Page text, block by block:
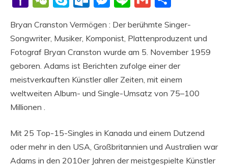
Bryan Cranston Vermögen : Der berühmte Singer-
Songwriter, Musiker, Komponist, Plattenproduzent und
Fotograf Bryan Cranston wurde am 5. November 1959
geboren. Adams ist Berichten zufolge einer der
meistverkauften Künstler aller Zeiten, mit einem
weltweiten Album- und Single-Umsatz von 75–100
Millionen .
Mit 25 Top-15-Singles in Kanada und einem Dutzend
oder mehr in den USA, Großbritannien und Australien war
Adams in den 2010er Jahren der meistgespielte Künstler